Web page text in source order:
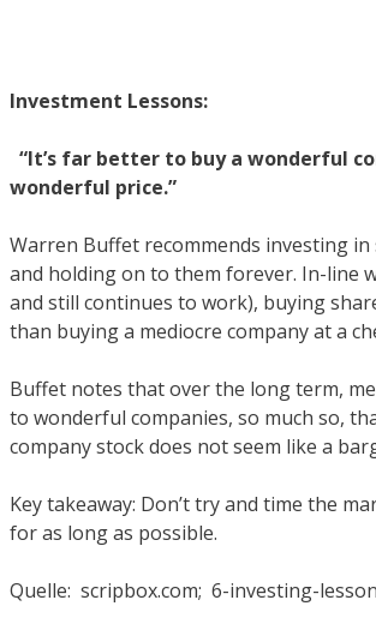
Investment Lessons:
“It’s far better to buy a wonderful
wonderful price.”
Warren Buffet recommends investing
and holding on to them forever. In-line
and still continues to work), buying
than buying a mediocre company at a
Buffet notes that over the long term,
to wonderful companies, so much so,
company stock does not seem like a
Key takeaway: Don’t try and time the
for as long as possible.
Quelle: scripbox.com; 6-investing-